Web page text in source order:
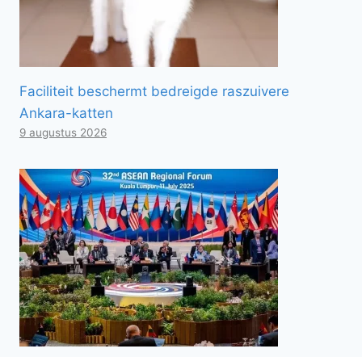
Faciliteit beschermt bedreigde raszuivere
Ankara-katten
9 augustus 2026